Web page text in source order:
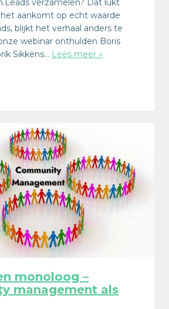
verzamelen? Dat lukt
aankomt op echt waarde
blijkt het verhaal anders te
webinar onthulden Boris
Sikkens… Lees meer »
monoloog –
management als